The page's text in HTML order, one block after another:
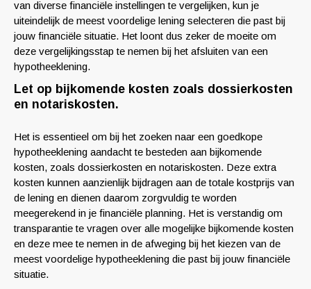
van diverse financiële instellingen te vergelijken, kun je
uiteindelijk de meest voordelige lening selecteren die past bij
jouw financiële situatie. Het loont dus zeker de moeite om
deze vergelijkingsstap te nemen bij het afsluiten van een
hypotheeklening.
Let op bijkomende kosten zoals dossierkosten
en notariskosten.
Het is essentieel om bij het zoeken naar een goedkope
hypotheeklening aandacht te besteden aan bijkomende
kosten, zoals dossierkosten en notariskosten. Deze extra
kosten kunnen aanzienlijk bijdragen aan de totale kostprijs van
de lening en dienen daarom zorgvuldig te worden
meegerekend in je financiële planning. Het is verstandig om
transparantie te vragen over alle mogelijke bijkomende kosten
en deze mee te nemen in de afweging bij het kiezen van de
meest voordelige hypotheeklening die past bij jouw financiële
situatie.